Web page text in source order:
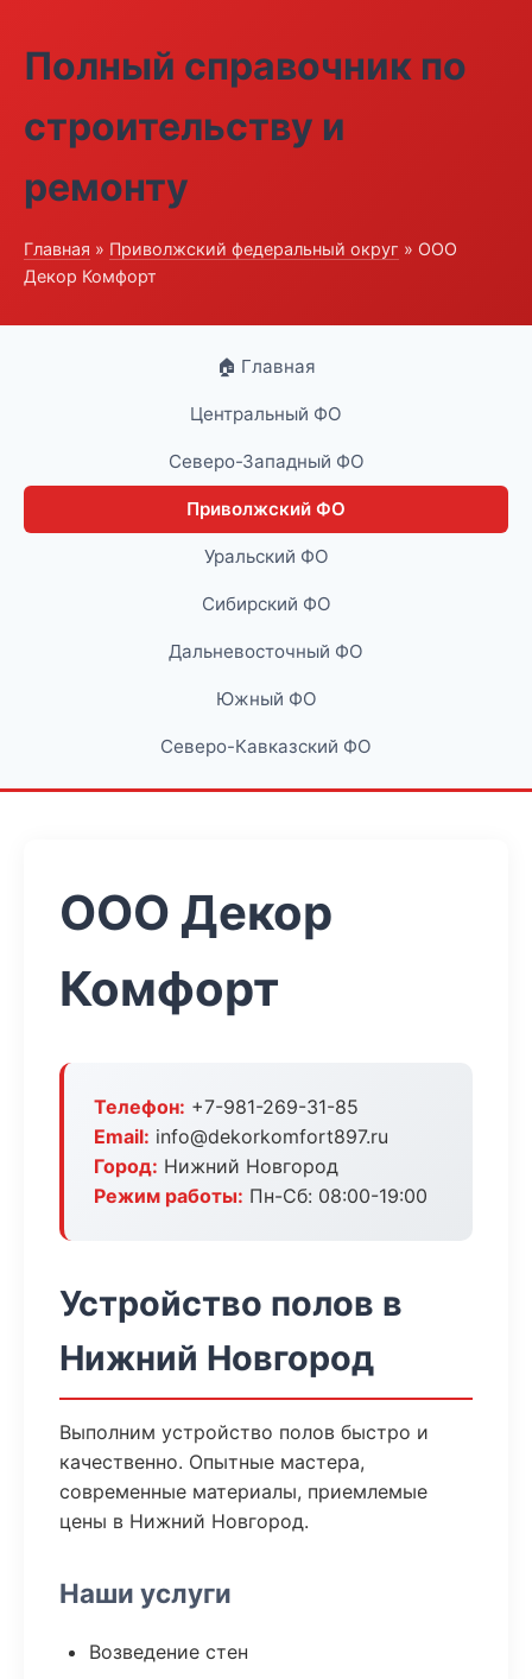
Полный справочник по
строительству и
ремонту
Главная » Приволжский федеральный округ » ООО
Декор Комфорт
🏠 Главная
Центральный ФО
Северо-Западный ФО
Приволжский ФО
Уральский ФО
Сибирский ФО
Дальневосточный ФО
Южный ФО
Северо-Кавказский ФО
ООО Декор
Комфорт
Телефон: +7-981-269-31-85
Email: info@dekorkomfort897.ru
Город: Нижний Новгород
Режим работы: Пн-Сб: 08:00-19:00
Устройство полов в
Нижний Новгород
Выполним устройство полов быстро и
качественно. Опытные мастера,
современные материалы, приемлемые
цены в Нижний Новгород.
Наши услуги
Возведение стен